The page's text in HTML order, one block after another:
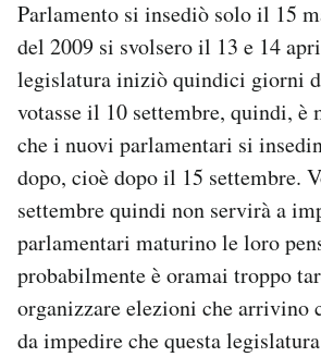
Parlamento si insediò solo il 15
del 2009 si svolsero il 13 e 14
legislatura iniziò quindici giorni
votasse il 10 settembre, quindi, è
che i nuovi parlamentari si
dopo, cioè dopo il 15 settembre.
settembre quindi non servirà a
parlamentari maturino le loro
probabilmente è oramai troppo
organizzare elezioni che arrivino
da impedire che questa